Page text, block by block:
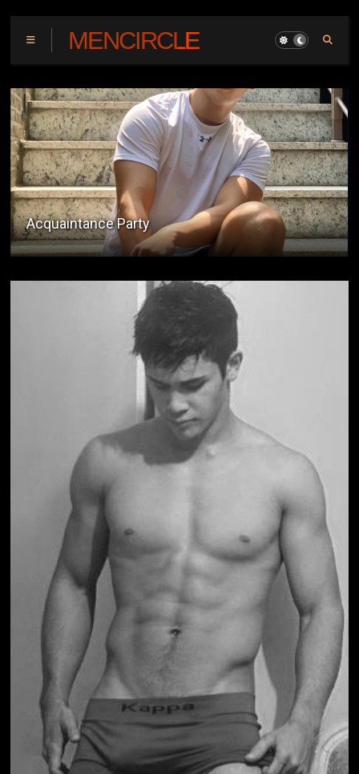
MENCIRCLE
Sa Loob Ng Sinehan